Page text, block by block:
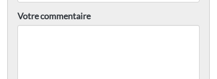
Votre commentaire